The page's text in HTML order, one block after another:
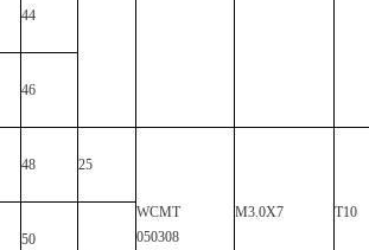
44
46
48 25
WCMT
050308
M3.0X7 T10
50